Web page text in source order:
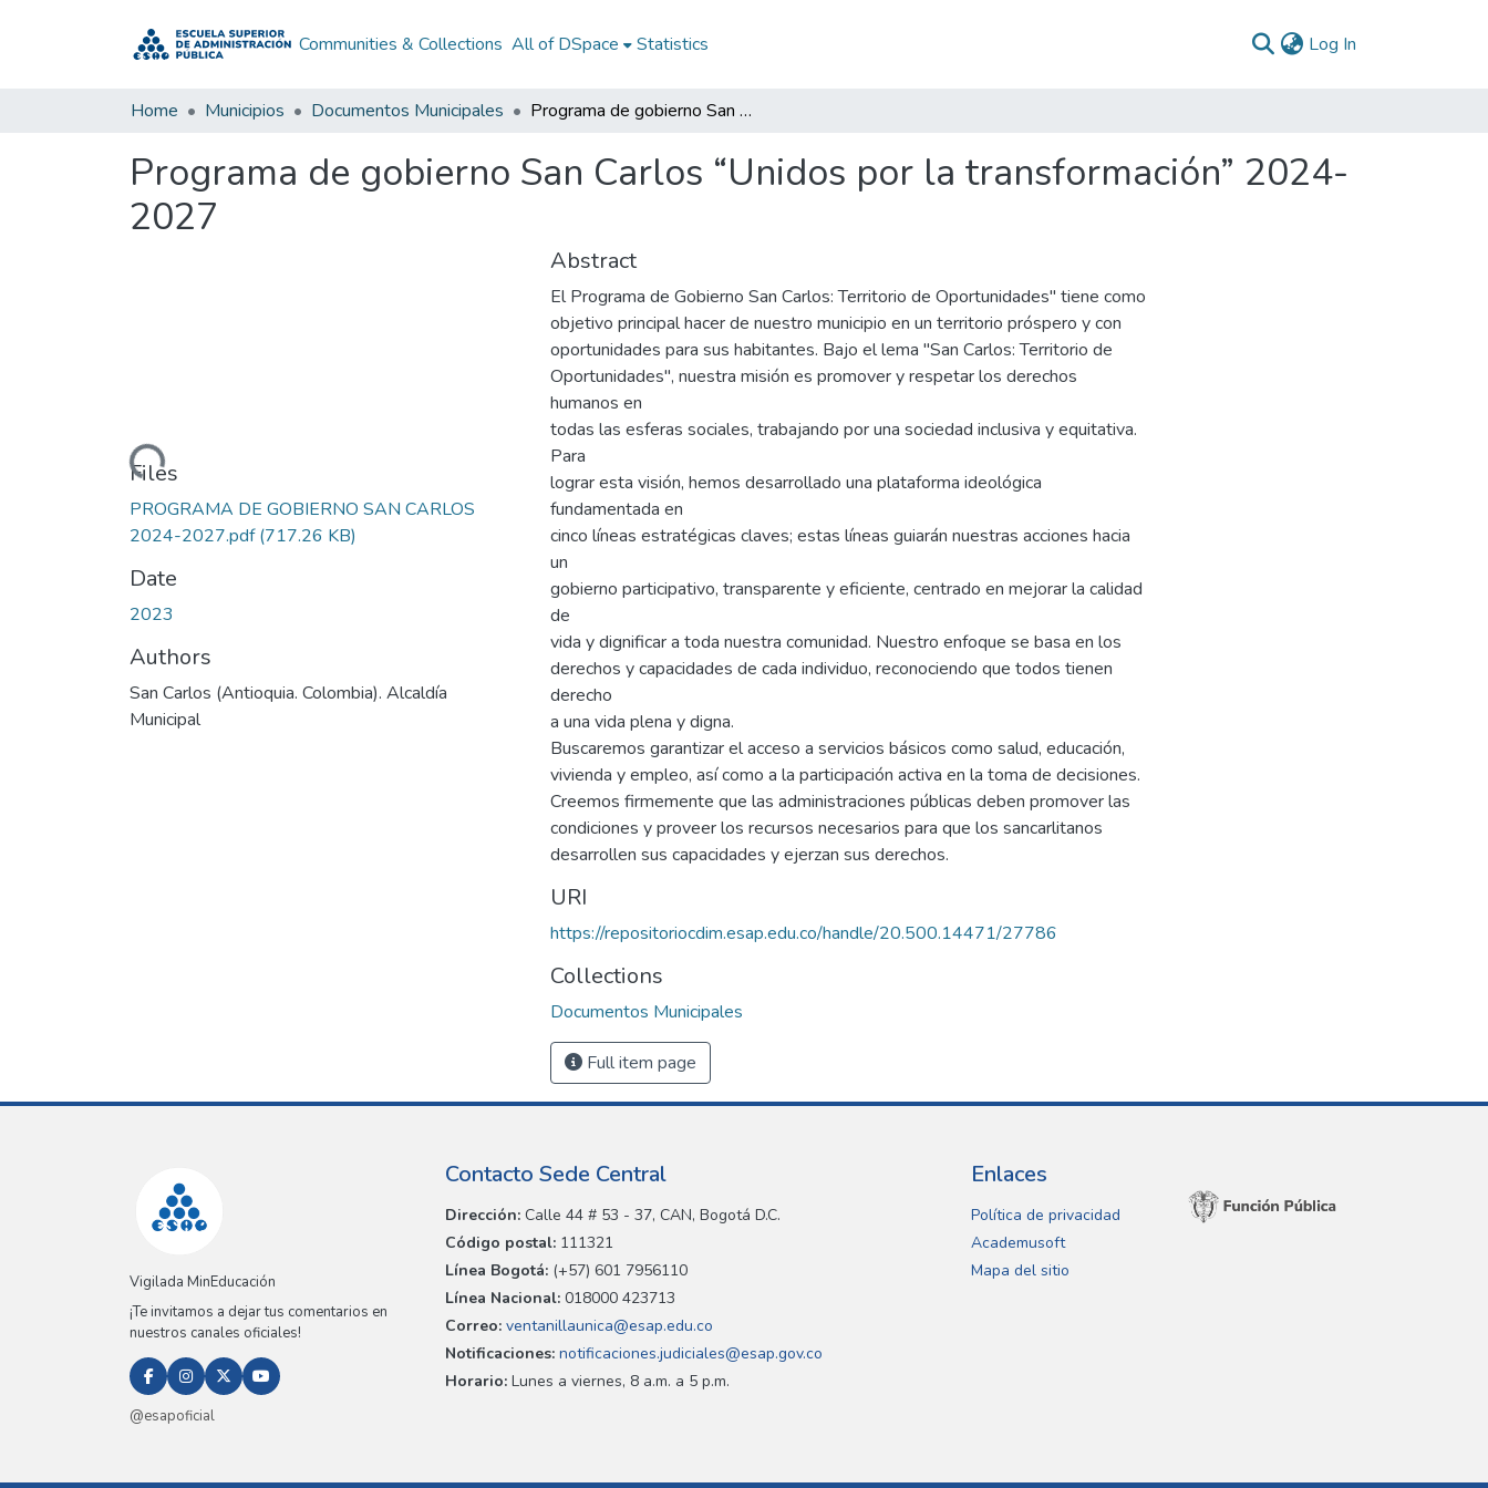
Communities & Collections All of DSpace Statistics Log In
Home Municipios Documentos Municipales Programa de gobierno San Carlos “Unidos por la transformación” 2024-2027
Programa de gobierno San Carlos “Unidos por la transformación” 2024-
2027
Loading...
Files
PROGRAMA DE GOBIERNO SAN CARLOS
2024-2027.pdf(717.26 KB)
Date
2023
Authors
San Carlos (Antioquia. Colombia). Alcaldía
Municipal
Abstract
El Programa de Gobierno San Carlos: Territorio de Oportunidades" tiene como
objetivo principal hacer de nuestro municipio en un territorio próspero y con
oportunidades para sus habitantes. Bajo el lema "San Carlos: Territorio de
Oportunidades", nuestra misión es promover y respetar los derechos
humanos en
todas las esferas sociales, trabajando por una sociedad inclusiva y equitativa.
Para
lograr esta visión, hemos desarrollado una plataforma ideológica
fundamentada en
cinco líneas estratégicas claves; estas líneas guiarán nuestras acciones hacia
un
gobierno participativo, transparente y eficiente, centrado en mejorar la calidad
de
vida y dignificar a toda nuestra comunidad. Nuestro enfoque se basa en los
derechos y capacidades de cada individuo, reconociendo que todos tienen
derecho
a una vida plena y digna.
Buscaremos garantizar el acceso a servicios básicos como salud, educación,
vivienda y empleo, así como a la participación activa en la toma de decisiones.
Creemos firmemente que las administraciones públicas deben promover las
condiciones y proveer los recursos necesarios para que los sancarlitanos
desarrollen sus capacidades y ejerzan sus derechos.
URI
https://repositoriocdim.esap.edu.co/handle/20.500.14471/27786
Collections
Documentos Municipales
Full item page
Vigilada MinEducación
¡Te invitamos a dejar tus comentarios en
nuestros canales oficiales!
@esapoficial
Contacto Sede Central
Dirección: Calle 44 # 53 - 37, CAN, Bogotá D.C.
Código postal: 111321
Línea Bogotá: (+57) 601 7956110
Línea Nacional: 018000 423713
Correo: ventanillaunica@esap.edu.co
Notificaciones: notificaciones.judiciales@esap.gov.co
Horario: Lunes a viernes, 8 a.m. a 5 p.m.
Enlaces
Política de privacidad
Academusoft
Mapa del sitio